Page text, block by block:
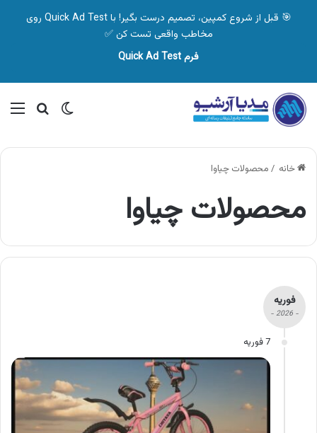
🎯 قبل از شروع کمپین، تصمیم درست بگیر! با Quick Ad Test روی
مخاطب واقعی تست کن ✅
فرم Quick Ad Test
تغییر پوسته
خانه / محصولات چیاوا
محصولات چیاوا
فوریه
- 2026 -
7 فوریه